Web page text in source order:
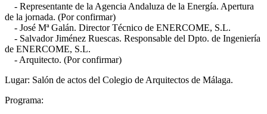
- Representante de la Agencia Andaluza de la Energía. Apertura
de la jornada. (Por confirmar)
- José Mª Galán. Director Técnico de ENERCOME, S.L.
- Salvador Jiménez Ruescas. Responsable del Dpto. de Ingeniería
de ENERCOME, S.L.
- Arquitecto. (Por confirmar)
Lugar: Salón de actos del Colegio de Arquitectos de Málaga.
Programa: